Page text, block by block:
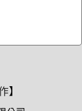
】